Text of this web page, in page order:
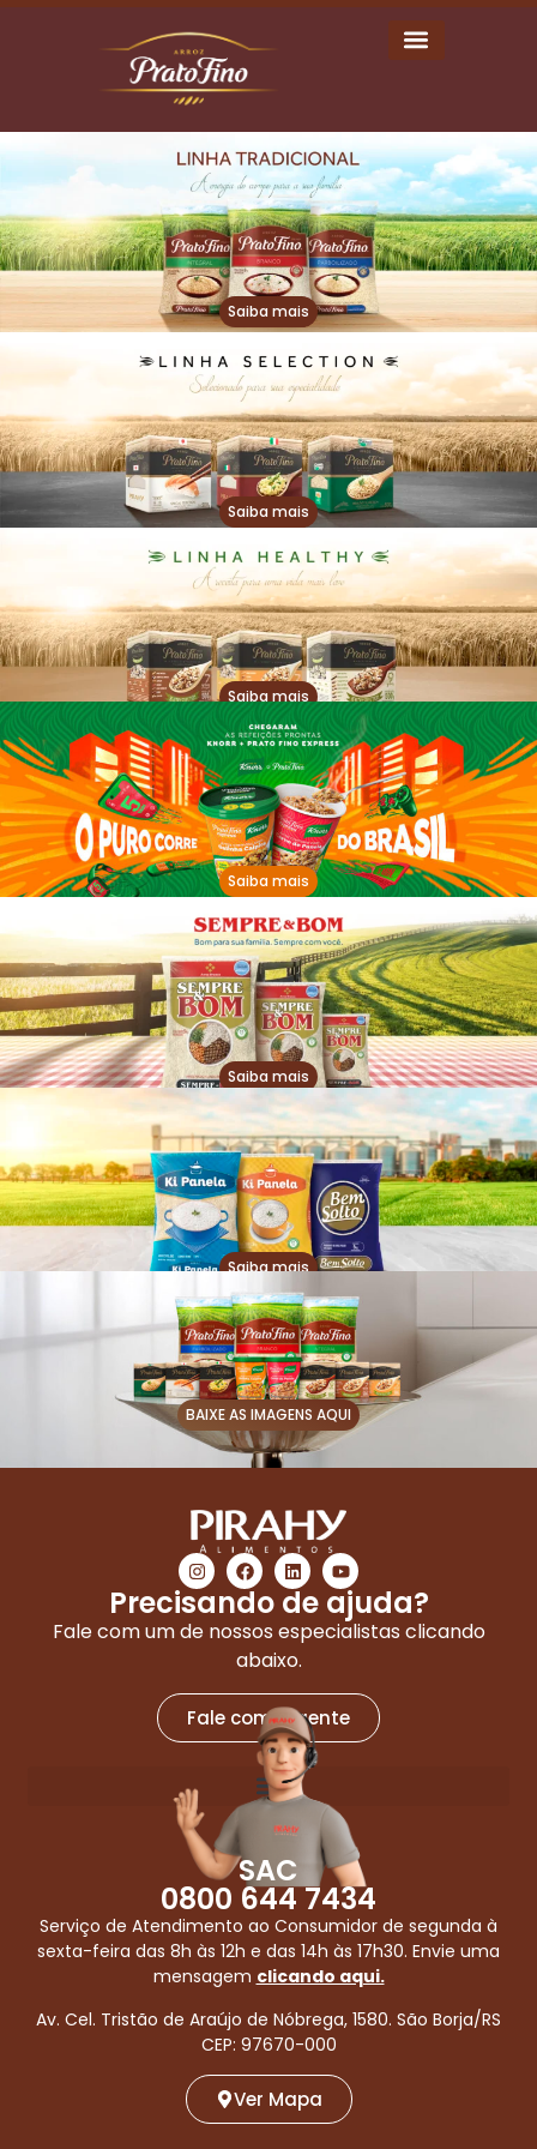
Saiba mais
Saiba mais
Saiba mais
Saiba mais
Saiba mais
Saiba mais
BAIXE AS IMAGENS AQUI
Precisando de ajuda?
Fale com um de nossos especialistas clicando
abaixo.
Fale com a gente
SAC
0800 644 7434
Serviço de Atendimento ao Consumidor de segunda à
sexta-feira das 8h às 12h e das 14h às 17h30. Envie uma
mensagem clicando aqui.
Av. Cel. Tristão de Araújo de Nóbrega, 1580. São Borja/RS
CEP: 97670-000
Ver Mapa